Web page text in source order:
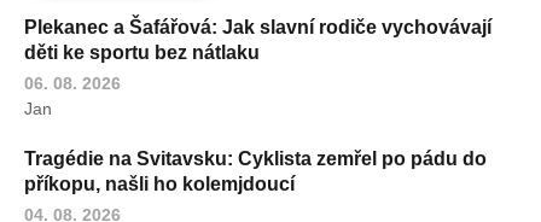
Plekanec a Šafářová: Jak slavní rodiče vychovávají
děti ke sportu bez nátlaku
06. 08. 2026
Jan
Tragédie na Svitavsku: Cyklista zemřel po pádu do
příkopu, našli ho kolemjdoucí
04. 08. 2026